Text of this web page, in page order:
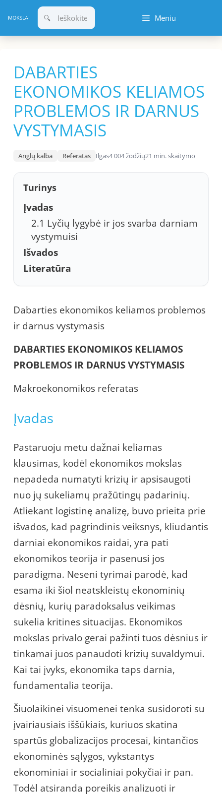
prie
turinio
Meniu
DABARTIES
EKONOMIKOS KELIAMOS
PROBLEMOS IR DARNUS
VYSTYMASIS
Anglų kalba Referatas Ilgas4 004 žodžių21 min. skaitymo
Turinys
Įvadas
2.1 Lyčių lygybė ir jos svarba darniam
vystymuisi
Išvados
Literatūra
Dabarties ekonomikos keliamos problemos
ir darnus vystymasis
DABARTIES EKONOMIKOS KELIAMOS
PROBLEMOS IR DARNUS VYSTYMASIS
Makroekonomikos referatas
Įvadas
Pastaruoju metu dažnai keliamas
klausimas, kodėl ekonomikos mokslas
nepadeda numatyti krizių ir apsisaugoti
nuo jų sukeliamų pražūtingų padarinių.
Atliekant logistinę analizę, buvo prieita prie
išvados, kad pagrindinis veiksnys, kliudantis
darniai ekonomikos raidai, yra pati
ekonomikos teorija ir pasenusi jos
paradigma. Neseni tyrimai parodė, kad
esama iki šiol neatskleistų ekonominių
dėsnių, kurių paradoksalus veikimas
sukelia kritines situacijas. Ekonomikos
mokslas privalo gerai pažinti tuos dėsnius ir
tinkamai juos panaudoti krizių suvaldymui.
Kai tai įvyks, ekonomika taps darnia,
fundamentalia teorija.
Šiuolaikinei visuomenei tenka susidoroti su
įvairiausiais iššūkiais, kuriuos skatina
spartūs globalizacijos procesai, kintančios
ekonominės sąlygos, vykstantys
ekonominiai ir socialiniai pokyčiai ir pan.
Todėl atsiranda poreikis analizuoti ir